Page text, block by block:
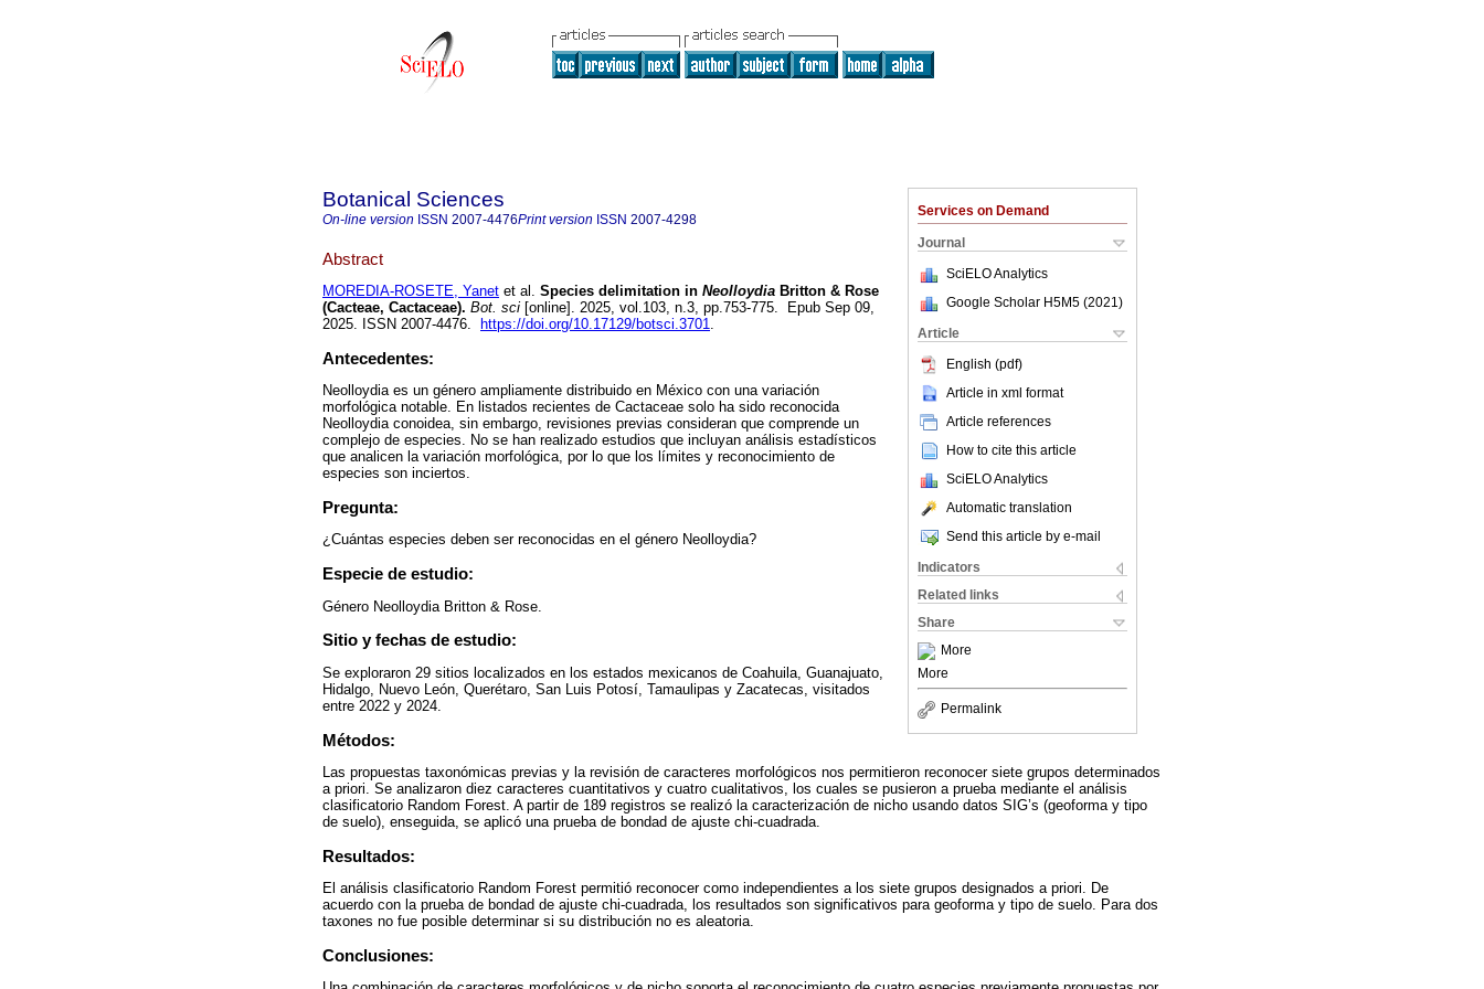
Services on Demand
Journal
SciELO Analytics
Google Scholar H5M5 (2021 )
Article
English (pdf)
Article in xml format
Article references
How to cite this article
SciELO Analytics
Automatic translation
Send this article by e-mail
Indicators
Related links
Share
More
More
Permalink
Botanical Sciences
On-line version ISSN 2007-4476Print version ISSN 2007-4298
Abstract
MOREDIA-ROSETE, Yanet et al. Species delimitation in Neolloydia Britton & Rose
(Cacteae, Cactaceae). Bot. sci [online]. 2025, vol.103, n.3, pp.753-775. Epub Sep 09,
2025. ISSN 2007-4476.
https://doi.org/10.17129/botsci.3701.
Antecedentes:
Neolloydia es un género ampliamente distribuido en México con una variación
morfológica notable. En listados recientes de Cactaceae solo ha sido reconocida
Neolloydia conoidea, sin embargo, revisiones previas consideran que comprende un
complejo de especies. No se han realizado estudios que incluyan análisis estadísticos
que analicen la variación morfológica, por lo que los límites y reconocimiento de
especies son inciertos.
Pregunta:
¿Cuántas especies deben ser reconocidas en el género Neolloydia?
Especie de estudio:
Género Neolloydia Britton & Rose.
Sitio y fechas de estudio:
Se exploraron 29 sitios localizados en los estados mexicanos de Coahuila, Guanajuato,
Hidalgo, Nuevo León, Querétaro, San Luis Potosí, Tamaulipas y Zacatecas, visitados
entre 2022 y 2024.
Métodos:
Las propuestas taxonómicas previas y la revisión de caracteres morfológicos nos permitieron reconocer siete grupos determinados
a priori. Se analizaron diez caracteres cuantitativos y cuatro cualitativos, los cuales se pusieron a prueba mediante el análisis
clasificatorio Random Forest. A partir de 189 registros se realizó la caracterización de nicho usando datos SIG’s (geoforma y tipo
de suelo), enseguida, se aplicó una prueba de bondad de ajuste chi-cuadrada.
Resultados:
El análisis clasificatorio Random Forest permitió reconocer como independientes a los siete grupos designados a priori. De
acuerdo con la prueba de bondad de ajuste chi-cuadrada, los resultados son significativos para geoforma y tipo de suelo. Para dos
taxones no fue posible determinar si su distribución no es aleatoria.
Conclusiones: